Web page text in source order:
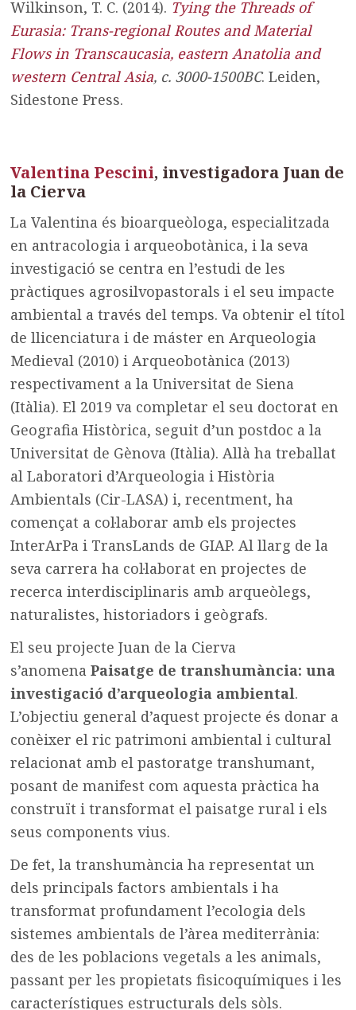
Wilkinson, T. C. (2014). Tying the Threads of
Eurasia: Trans-regional Routes and Material
Flows in Transcaucasia, eastern Anatolia and
western Central Asia, c. 3000-1500BC. Leiden,
Sidestone Press.
Valentina Pescini, investigadora Juan de
la Cierva
La Valentina és bioarqueòloga, especialitzada
en antracologia i arqueobotànica, i la seva
investigació se centra en l’estudi de les
pràctiques agrosilvopastorals i el seu impacte
ambiental a través del temps. Va obtenir el títol
de llicenciatura i de máster en Arqueologia
Medieval (2010) i Arqueobotànica (2013)
respectivament a la Universitat de Siena
(Itàlia). El 2019 va completar el seu doctorat en
Geografia Històrica, seguit d’un postdoc a la
Universitat de Gènova (Itàlia). Allà ha treballat
al Laboratori d’Arqueologia i Història
Ambientals (Cir-LASA) i, recentment, ha
començat a col·laborar amb els projectes
InterArPa i TransLands de GIAP. Al llarg de la
seva carrera ha col·laborat en projectes de
recerca interdisciplinaris amb arqueòlegs,
naturalistes, historiadors i geògrafs.
El seu projecte Juan de la Cierva
s’anomenaPaisatge de transhumància: una
investigació d’arqueologia ambiental.
L’objectiu general d’aquest projecte és donar a
conèixer el ric patrimoni ambiental i cultural
relacionat amb el pastoratge transhumant,
posant de manifest com aquesta pràctica ha
construït i transformat el paisatge rural i els
seus components vius.
De fet, la transhumància ha representat un
dels principals factors ambientals i ha
transformat profundament l’ecologia dels
sistemes ambientals de l’àrea mediterrània:
des de les poblacions vegetals a les animals,
passant per les propietats fisicoquímiques i les
característiques estructurals dels sòls.